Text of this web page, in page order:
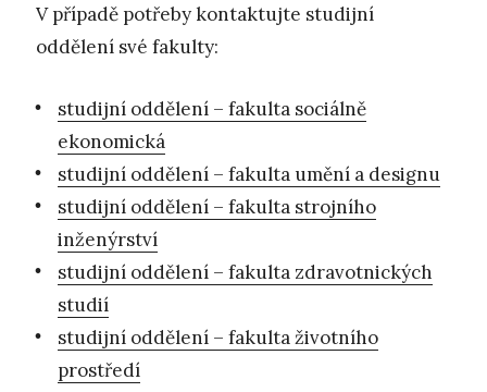
V případě potřeby kontaktujte studijní
oddělení své fakulty:
studijní oddělení – fakulta sociálně
ekonomická
studijní oddělení – fakulta umění a designu
studijní oddělení – fakulta strojního
inženýrství
studijní oddělení – fakulta zdravotnických
studií
studijní oddělení – fakulta životního
prostředí